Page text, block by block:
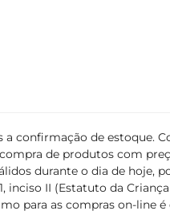
confirmação de estoque.
de produtos com
durante o dia de hoje,
inciso II (Estatuto da
para as compras on-line é